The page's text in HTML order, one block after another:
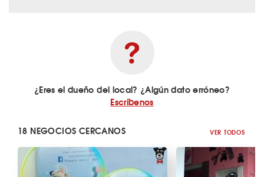
¿Eres el dueño del local? ¿Algún dato erróneo?
Escríbenos
18 NEGOCIOS CERCANOS VER TODOS